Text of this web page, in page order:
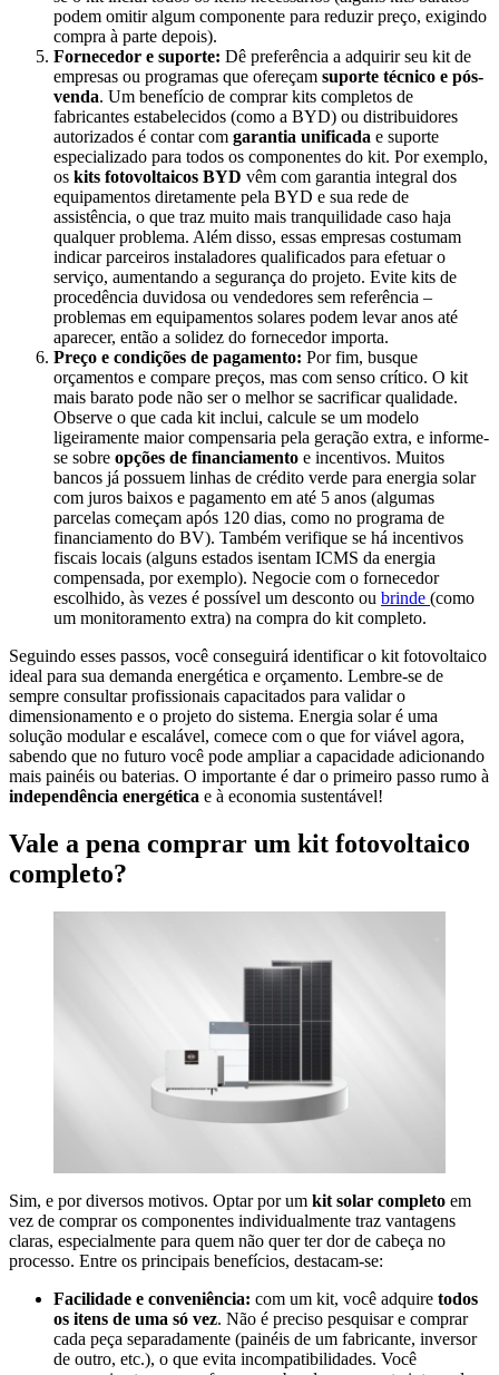
podem omitir algum componente para reduzir preço, exigindo
compra à parte depois).
Fornecedor e suporte: Dê preferência a adquirir seu kit de
empresas ou programas que ofereçam suporte técnico e pós-
venda. Um benefício de comprar kits completos de
fabricantes estabelecidos (como a BYD) ou distribuidores
autorizados é contar com garantia unificada e suporte
especializado para todos os componentes do kit. Por exemplo,
os kits fotovoltaicos BYD vêm com garantia integral dos
equipamentos diretamente pela BYD e sua rede de
assistência, o que traz muito mais tranquilidade caso haja
qualquer problema. Além disso, essas empresas costumam
indicar parceiros instaladores qualificados para efetuar o
serviço, aumentando a segurança do projeto. Evite kits de
procedência duvidosa ou vendedores sem referência –
problemas em equipamentos solares podem levar anos até
aparecer, então a solidez do fornecedor importa.
Preço e condições de pagamento: Por fim, busque
orçamentos e compare preços, mas com senso crítico. O kit
mais barato pode não ser o melhor se sacrificar qualidade.
Observe o que cada kit inclui, calcule se um modelo
ligeiramente maior compensaria pela geração extra, e informe-
se sobre opções de financiamento e incentivos. Muitos
bancos já possuem linhas de crédito verde para energia solar
com juros baixos e pagamento em até 5 anos (algumas
parcelas começam após 120 dias, como no programa de
financiamento do BV). Também verifique se há incentivos
fiscais locais (alguns estados isentam ICMS da energia
compensada, por exemplo). Negocie com o fornecedor
escolhido, às vezes é possível um desconto ou brinde (como
um monitoramento extra) na compra do kit completo.
Seguindo esses passos, você conseguirá identificar o kit fotovoltaico
ideal para sua demanda energética e orçamento. Lembre-se de
sempre consultar profissionais capacitados para validar o
dimensionamento e o projeto do sistema. Energia solar é uma
solução modular e escalável, comece com o que for viável agora,
sabendo que no futuro você pode ampliar a capacidade adicionando
mais painéis ou baterias. O importante é dar o primeiro passo rumo à
independência energética e à economia sustentável!
Vale a pena comprar um kit fotovoltaico
completo?
Sim, e por diversos motivos. Optar por um kit solar completo em
vez de comprar os componentes individualmente traz vantagens
claras, especialmente para quem não quer ter dor de cabeça no
processo. Entre os principais benefícios, destacam-se:
Facilidade e conveniência: com um kit, você adquire todos
os itens de uma só vez. Não é preciso pesquisar e comprar
cada peça separadamente (painéis de um fabricante, inversor
de outro, etc.), o que evita incompatibilidades. Você